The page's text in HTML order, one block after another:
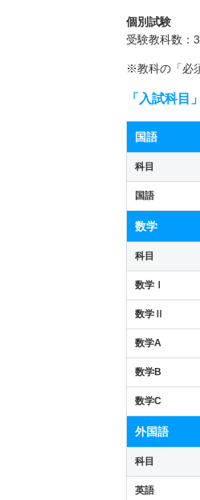
個別試験
受験教科数
※教科の「必
「入試科目
国語
科目
国語
数学
科目
数学Ⅰ
数学Ⅱ
数学A
数学B
数学C
外国語
科目
英語